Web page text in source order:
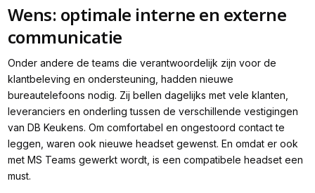
Wens: optimale interne en externe
communicatie
Onder andere de teams die verantwoordelijk zijn voor de
klantbeleving en ondersteuning, hadden nieuwe
bureautelefoons nodig. Zij bellen dagelijks met vele klanten,
leveranciers en onderling tussen de verschillende vestigingen
van DB Keukens. Om comfortabel en ongestoord contact te
leggen, waren ook nieuwe headset gewenst. En omdat er ook
met MS Teams gewerkt wordt, is een compatibele headset een
must.